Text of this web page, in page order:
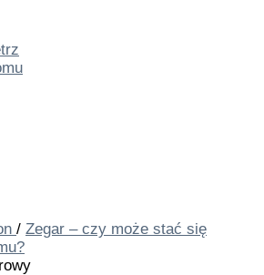
/ Zegar – czy może stać się